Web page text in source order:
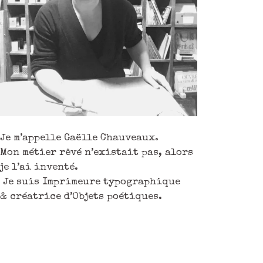
Je m’appelle Gaëlle Chauveaux.
Mon métier rêvé n’existait pas, alors
je l’ai inventé.
Je suis Imprimeure typographique
& créatrice d’Objets poétiques.